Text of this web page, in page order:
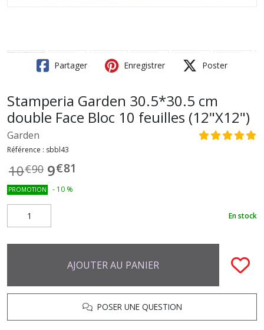
Partager Enregistrer Poster
Stamperia Garden 30.5*30.5 cm
double Face Bloc 10 feuilles (12"X12")
Garden
Référence : sbbl43
10€90 9€81
PROMOTION - 10 %
En stock
AJOUTER AU PANIER
POSER UNE QUESTION